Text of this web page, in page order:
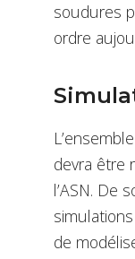
soudures
ordre
devra être
l’ASN. De
de